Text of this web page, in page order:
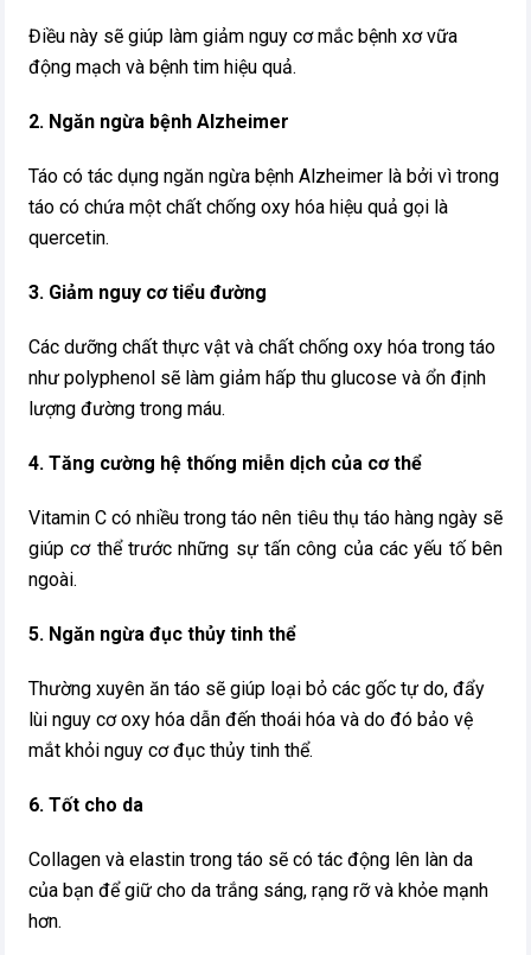
Điều này sẽ giúp làm giảm nguy cơ mắc bệnh xơ vữa
động mạch và bệnh tim hiệu quả.
2. Ngăn ngừa bệnh Alzheimer
Táo có tác dụng ngăn ngừa bệnh Alzheimer là bởi vì trong
táo có chứa một chất chống oxy hóa hiệu quả gọi là
quercetin.
3. Giảm nguy cơ tiểu đường
Các dưỡng chất thực vật và chất chống oxy hóa trong táo
như polyphenol sẽ làm giảm hấp thu glucose và ổn định
lượng đường trong máu.
4. Tăng cường hệ thống miễn dịch của cơ thể
Vitamin C có nhiều trong táo nên tiêu thụ táo hàng ngày sẽ
giúp cơ thể trước những sự tấn công của các yếu tố bên
ngoài.
5. Ngăn ngừa đục thủy tinh thể
Thường xuyên ăn táo sẽ giúp loại bỏ các gốc tự do, đẩy
lùi nguy cơ oxy hóa dẫn đến thoái hóa và do đó bảo vệ
mắt khỏi nguy cơ đục thủy tinh thể.
6. Tốt cho da
Collagen và elastin trong táo sẽ có tác động lên làn da
của bạn để giữ cho da trắng sáng, rạng rỡ và khỏe mạnh
hơn.